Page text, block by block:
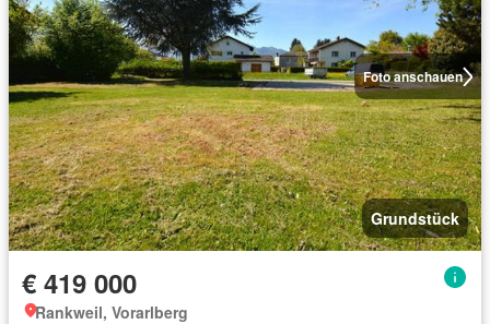
Foto anschauen
Grundstück
€ 419 000
Rankweil, Vorarlberg